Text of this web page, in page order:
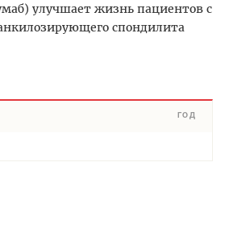
улучшает жизнь пациентов с
спондилита
ГОД